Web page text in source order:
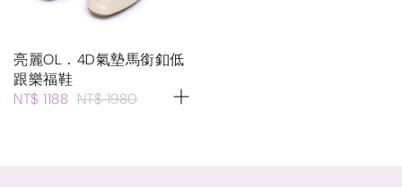
亮麗OL．4D氣墊馬銜釦低
跟樂福鞋
NT$ 1188 NT$ 1980